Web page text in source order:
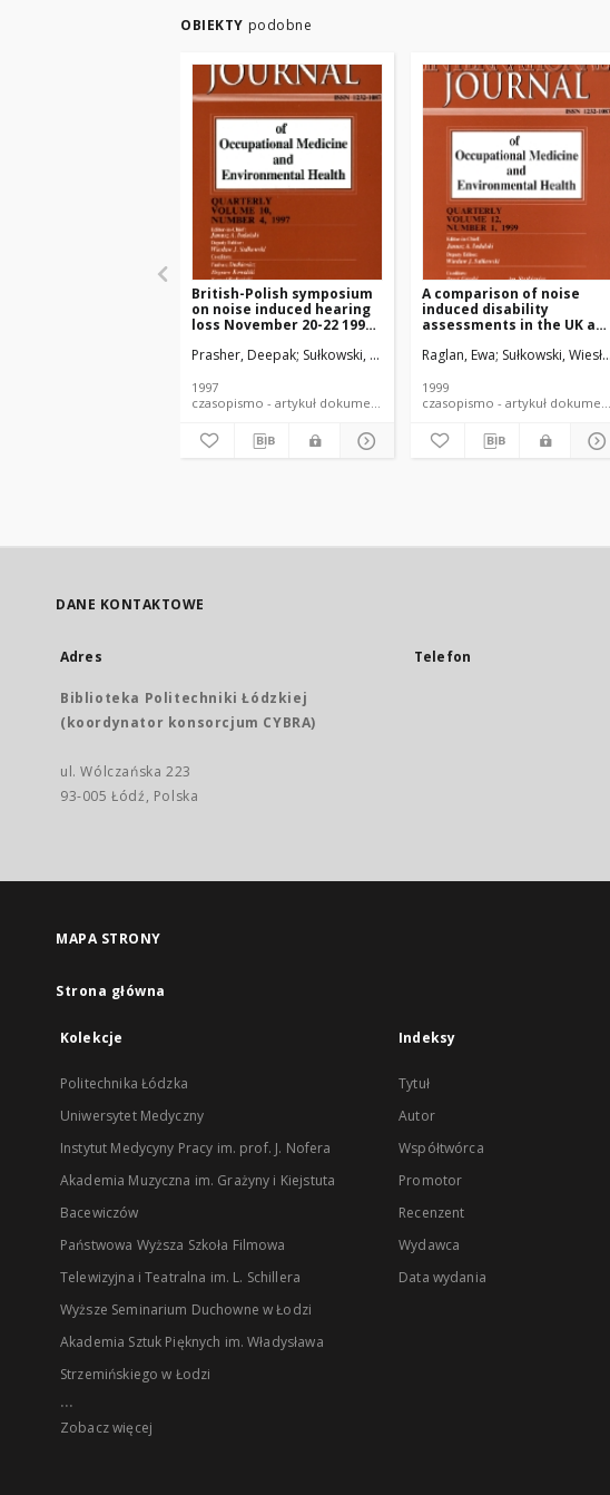
OBIEKTY podobne
British-Polish symposium
on noise induced hearing
loss November 20-22 1997,
Prasher, Deepak Sułkowski, Wiesław
1997
czasopismo - artykuł dokument piśmienniczy
A comparison of noise
induced disability
assessments in the UK and
Raglan, Ewa Sułkowski, Wiesław
1999
czasopismo -
DANE KONTAKTOWE
Adres
Biblioteka Politechniki Łódzkiej
(koordynator konsorcjum CYBRA)
ul. Wólczańska 223
93-005 Łódź, Polska
Telefon
MAPA STRONY
Strona główna
Kolekcje
Politechnika Łódzka
Uniwersytet Medyczny
Instytut Medycyny Pracy im. prof. J. Nofera
Akademia Muzyczna im. Grażyny i Kiejstuta
Bacewiczów
Państwowa Wyższa Szkoła Filmowa
Telewizyjna i Teatralna im. L. Schillera
Wyższe Seminarium Duchowne w Łodzi
Akademia Sztuk Pięknych im. Władysława
Strzemińskiego w Łodzi
...
Zobacz więcej
Indeksy
Tytuł
Autor
Współtwórca
Promotor
Recenzent
Wydawca
Data wydania